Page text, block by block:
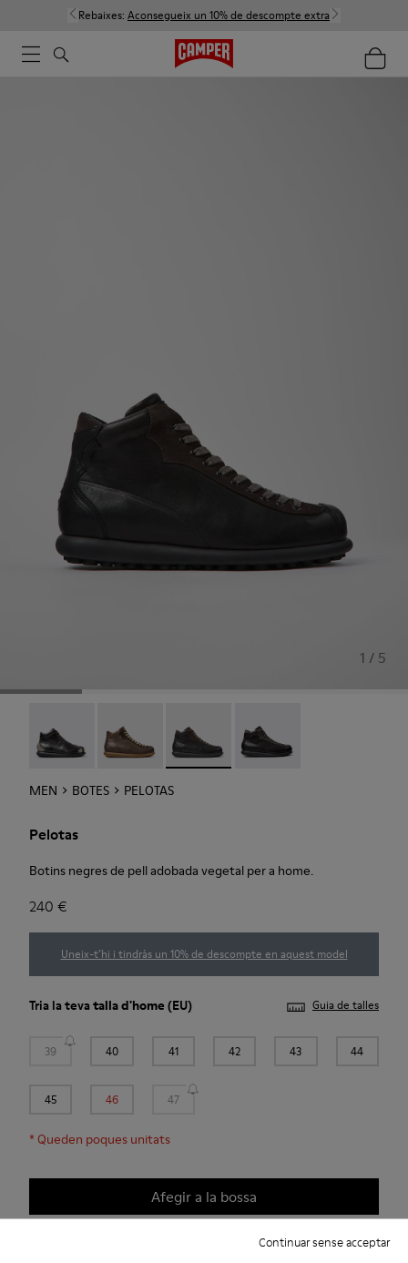
Continuar sense acceptar
Rebaixes: Aconsegueix un 10% de descompte extra
1 / 5
MEN BOTES PELOTAS
Pelotas
Botins negres de pell adobada vegetal per a home.
240 €
Uneix-t’hi i tindràs un 10% de descompte en aquest model
Tria la tevatalla d'home (EU) Guia de talles
39 40 41 42 43 44
45 46 47
*Queden poques unitats
Afegir a la bossa